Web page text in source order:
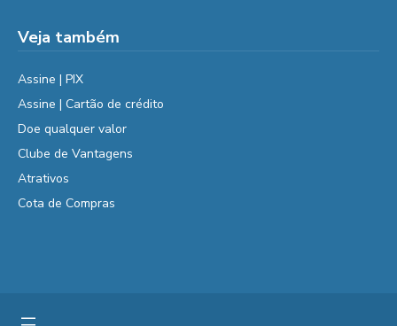
Veja também
Assine | PIX
Assine | Cartão de crédito
Doe qualquer valor
Clube de Vantagens
Atrativos
Cota de Compras